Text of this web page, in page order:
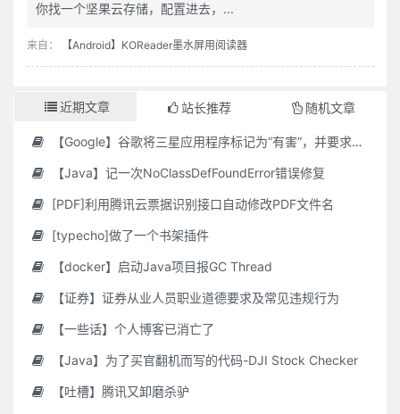
你找一个坚果云存储，配置进去，...
来自： 【Android】KOReader墨水屏用阅读器
近期文章 站长推荐 随机文章
【Google】谷歌将三星应用程序标记为“有害”，并要求用户删除它们
【Java】记一次NoClassDefFoundError错误修复
[PDF]利用腾讯云票据识别接口自动修改PDF文件名
[typecho]做了一个书架插件
【docker】启动Java项目报GC Thread
【证券】证券从业人员职业道德要求及常见违规行为
【一些话】个人博客已消亡了
【Java】为了买官翻机而写的代码-DJI Stock Checker
【吐槽】腾讯又卸磨杀驴